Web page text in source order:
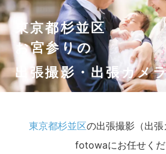
東京都杉並区
お宮参りの
出張撮影・出張カメ
東京都杉並区の出張撮影（出
fotowaにお任せくだ